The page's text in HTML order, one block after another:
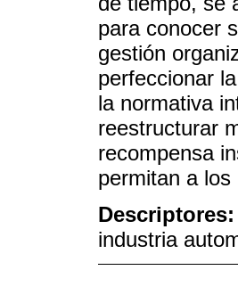
para conocer
gestión
perfeccionar
la normativa
reestructurar
recompensa
permitan a
Descriptores:
industria